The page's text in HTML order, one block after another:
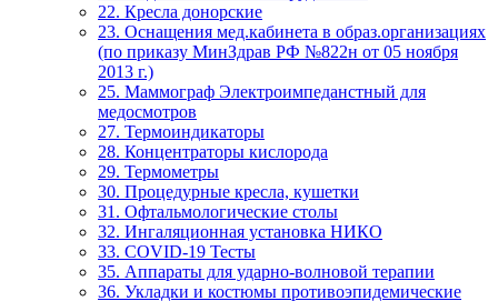
22. Кресла донорские
23. Оснащения мед.кабинета в образ.организациях
(по приказу МинЗдрав РФ №822н от 05 ноября
2013 г.)
25. Маммограф Электроимпеданстный для
медосмотров
27. Термоиндикаторы
28. Концентраторы кислорода
29. Термометры
30. Процедурные кресла, кушетки
31. Офтальмологические столы
32. Ингаляционная установка НИКО
33. COVID-19 Тесты
35. Аппараты для ударно-волновой терапии
36. Укладки и костюмы противоэпидемические